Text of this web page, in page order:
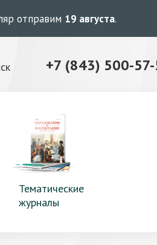
отправим 19 августа.
+7 (843) 500-
Тематические
журналы